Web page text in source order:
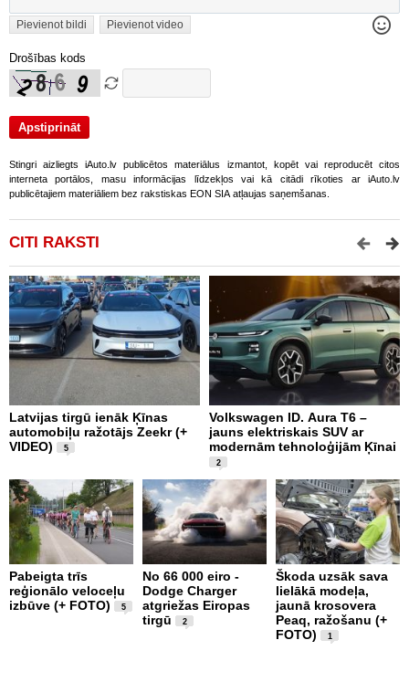
Pievienot bildi Pievienot video
Drošības kods
Stingri aizliegts iAuto.lv publicētos materiālus izmantot, kopēt vai reproducēt citos
interneta portālos, masu informācijas līdzekļos vai kā citādi rīkoties ar iAuto.lv
publicētajiem materiāliem bez rakstiskas EON SIA atļaujas saņemšanas.
CITI RAKSTI
Latvijas tirgū ienāk Ķīnas
automobiļu ražotājs Zeekr (+
VIDEO)
5
Volkswagen ID. Aura T6 –
jauns elektriskais SUV ar
modernām tehnoloģijām Ķīnai
2
Pabeigta trīs
reģionālo veloceļu
izbūve (+ FOTO)
5
No 66 000 eiro -
Dodge Charger
atgriežas Eiropas
tirgū
2
Škoda uzsāk sava
lielākā modeļa,
jaunā krosovera
Peaq, ražošanu (+
FOTO)
1